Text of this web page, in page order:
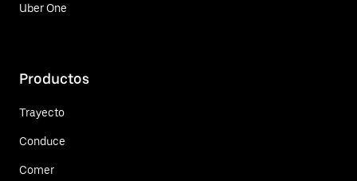
Uber One
Productos
Trayecto
Conduce
Comer